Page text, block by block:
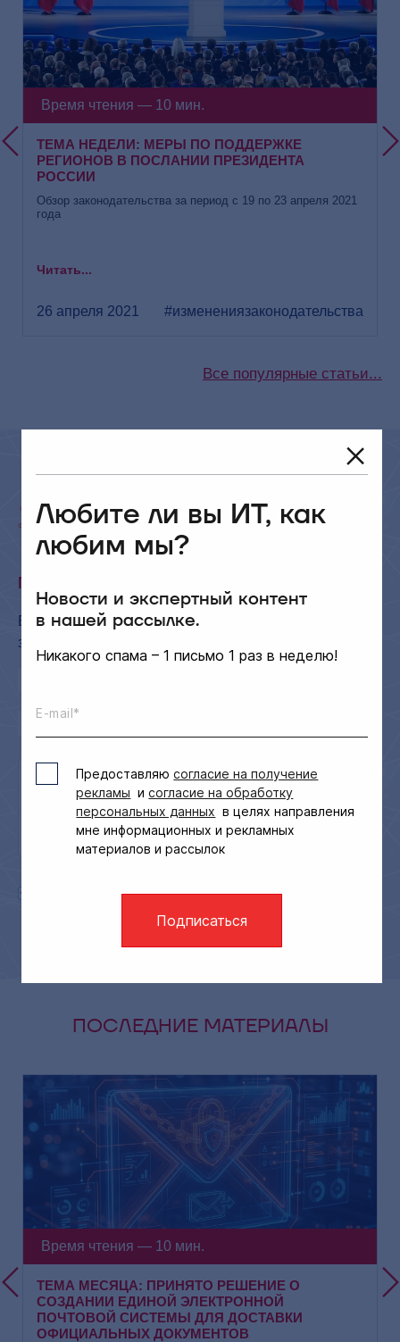
Время чтения — 10 мин.
ТЕМА НЕДЕЛИ: МЕРЫ ПО ПОДДЕРЖКЕ
РЕГИОНОВ В ПОСЛАНИИ ПРЕЗИДЕНТА
РОССИИ
Обзор законодательства за период с 19 по 23 апреля 2021
года
Читать...
26 апреля 2021 #изменениязаконодательства
Все популярные статьи...
ПОДПИШИТЕСЬ НА ЭКСПЕРТ БФТ!
Будьте в курсе последних изменений
законодательства 1 раз в неделю
Принимаю пользовательское соглашение и даю согласие на
ПОСЛЕДНИЕ МАТЕРИАЛЫ
Время чтения — 10 мин.
ТЕМА МЕСЯЦА: ПРИНЯТО РЕШЕНИЕ О
СОЗДАНИИ ЕДИНОЙ ЭЛЕКТРОННОЙ
ПОЧТОВОЙ СИСТЕМЫ ДЛЯ ДОСТАВКИ
ОФИЦИАЛЬНЫХ ДОКУМЕНТОВ
Любите ли вы ИТ, как
любим мы?
Новости и экспертный контент
в нашей рассылке.
Никакого спама – 1 письмо 1 раз в неделю!
E-mail*
Предоставляюсогласие на получение
рекламы исогласие на обработку
персональных данных в целях направления
мне информационных и рекламных
материалов и рассылок
Подписаться